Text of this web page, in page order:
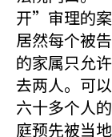
开”审理的
居然每个被
的家属只允
去两人。可
六十多个人
庭预先被当